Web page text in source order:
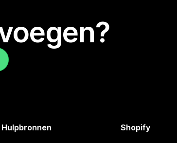
Hulpbronnen Shopify